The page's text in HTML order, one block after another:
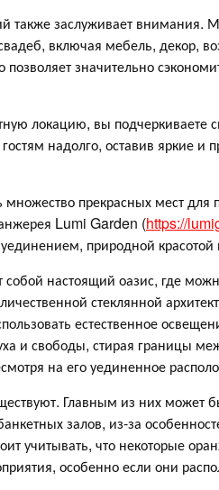
также заслуживает внимания.
включая мебель, декор,
позволяет значительно
локацию, вы подчеркиваете
надолго, оставив яркие и
множество прекрасных мест для
Lumi Garden (https://
природной красотой
настоящий оазис, где
стеклянной
естественное
и свободы, стирая границы
на его уединенное
Главным из них может
залов, из-за
учитывать, что некоторые
особенно если они